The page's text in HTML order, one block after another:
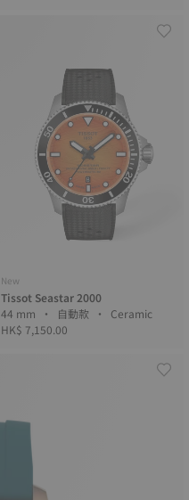
New
Tissot Seastar 2000
44 mm • 自動款 • Ceramic
HK$ 7,150.00